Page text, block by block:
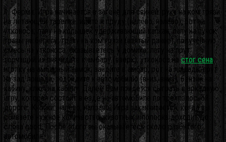
1. Ферма. Игра начинается в загоне для свиней: руку на ком грязи
на летающей тарелке; идите к пруду (налево, налево); рот на
утконоса; лапу на колышек удерживающий капкан; лапу на пучок
травы на берегу; траву на ком грязи (взятый ранее); полученную
смесь на утконоса; оказываетесь у домика; лапу на прут
торчащий из пня; идите к амбару (вверх); утконоса настог сена;
иголку на амбарный замок; зайдите в амбар; рот на лошадь; прут
на зад лошади; подойдите к автомобилю (вниз, вниз); бензин на
кабину; ключ на кабину. Далее Вам придется сыграть в аркадную
игру, которая состоит в езде на автомобиле по трехполосной
дороге. Кнопки: налево, направо. Игра заканчивается, когда вы
сбиваете нужное количество животных и полоска доходит до
слова good. После этого вы оказываетесь около разбитого
автомобиля.